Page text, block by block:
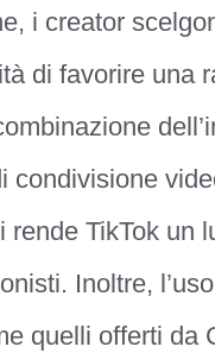
i creator
di favorire una
condivisione
rende TikTok un
Inoltre,
quelli offerti da